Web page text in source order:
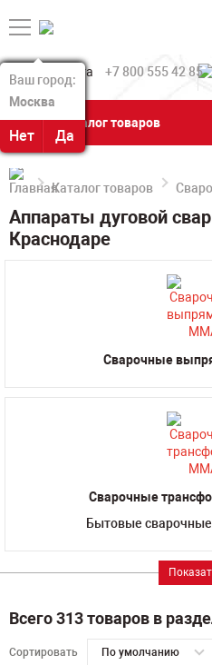
Ваш город:
Москва
Нет Да
Ваш город:
Москва
Нет Да
+7 800 555 42 85
Каталог товаров
Каталог товаров
Аппараты дуговой
Краснодаре
Сварочные
Сварочные
Бытовые
Всего 313 товаров в
Сортировать По умолчанию